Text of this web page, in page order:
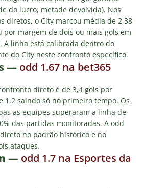
do lucro, metade devolvida). Nos
diretos, o City marcou média de 2,38
por margem de dois ou mais gols em
A linha está calibrada dentro do
do City neste confronto específico.
— odd 1.67 na bet365
direto é de 3,4 gols por
1,2 saindo só no primeiro tempo. Os
as equipes superaram a linha de
das partidas monitoradas. A odd
no padrão histórico e no
ataques.
— odd 1.7 na Esportes da